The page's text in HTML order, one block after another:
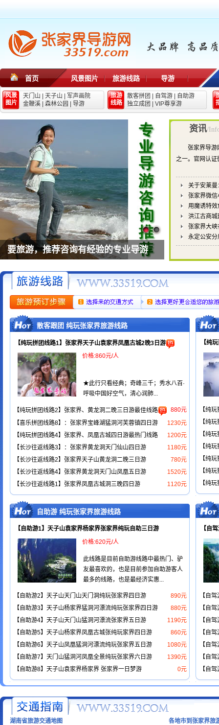
首页 风景图片 旅游线路 导游
风景
图片
天门山 天子山
军声画院
金鞭溪
森林公园 导游
旅游
线路
散客拼团 自驾游
自助游
独立成团
VIP尊享游
要旅游，推荐咨询有经验的专业导游
资讯/
张家界导
之一。官网认
关于安莱
张家界微
用魔诱特
洪江古商
张家界大
永定公安
散客跟团 纯玩张家界旅游线路
【纯玩拼团线路1】张家界天子山袁家界凤凰古城2晚3日游
价格:860元/人
★此行只看经典；奇峰三千；秀水八百·
呼吸中国好空气，清心润肺...
880元
【纯玩拼团线路2】张家界、黄龙洞二晚三日游最佳线路
1230元
【喜乐拼团线路8】：张家界宝峰湖猛洞河芙蓉镇四日游
1200元
【纯玩拼团线路4】张家界、凤凰古城四日游最热门线路
1180元
【长沙往返线路3】：张家界黄龙洞天门仙山四日游
780元
【长沙往返线路2】张家界天子山黄龙洞二晚三日游
1520元
【长沙往返线路4】张家界黄龙洞天门山凤凰五日游
1120元
【长沙往返线路1】张家界凤凰古城洞三晚四日游
【纯
【纯
【纯
【纯
【纯
【纯
【纯
【纯
自助游 纯玩张家界旅游线路
【自助游1】天子山袁家界杨家界张家界纯玩自助三日游
价格:620元/人
此线路是目前自助游线路中最热门、驴
友最喜欢的，也是目前参加自助游客人
最多的线路，也是最经济实惠...
890元
【自助游2】天子山天门山天门洞纯玩张家界四日游
880元
【自助游3】天子山杨家界猛洞河漂流纯玩张家界四日游
1190元
【自助游4】天子山天门山猛洞河漂流张家界五日游
860元
【自助游5】天子山杨家界凤凰古城张纯玩家界四日游
1080元
【自助游6】天子山凤凰猛洞河漂流纯玩张家界五日游
1390元
【自助游7】天门山猛洞河凤凰全景纯玩张家界六日游
0元
【自助游8】天子山袁家界杨家界 张家界一日梦游
【自
【自
【自
【自
【自
【自
【自
【自
湖南省旅游交通地图 各地市到张家界旅